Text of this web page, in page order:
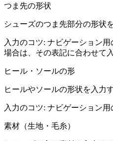
つま先の形状
シューズのつま先部分の形状
入力のコツ: ナビゲーション
場合は、その表記に合わせて
ヒール・ソールの形
ヒールやソールの形状を入力
入力のコツ: ナビゲーション用
素材（生地・毛糸）